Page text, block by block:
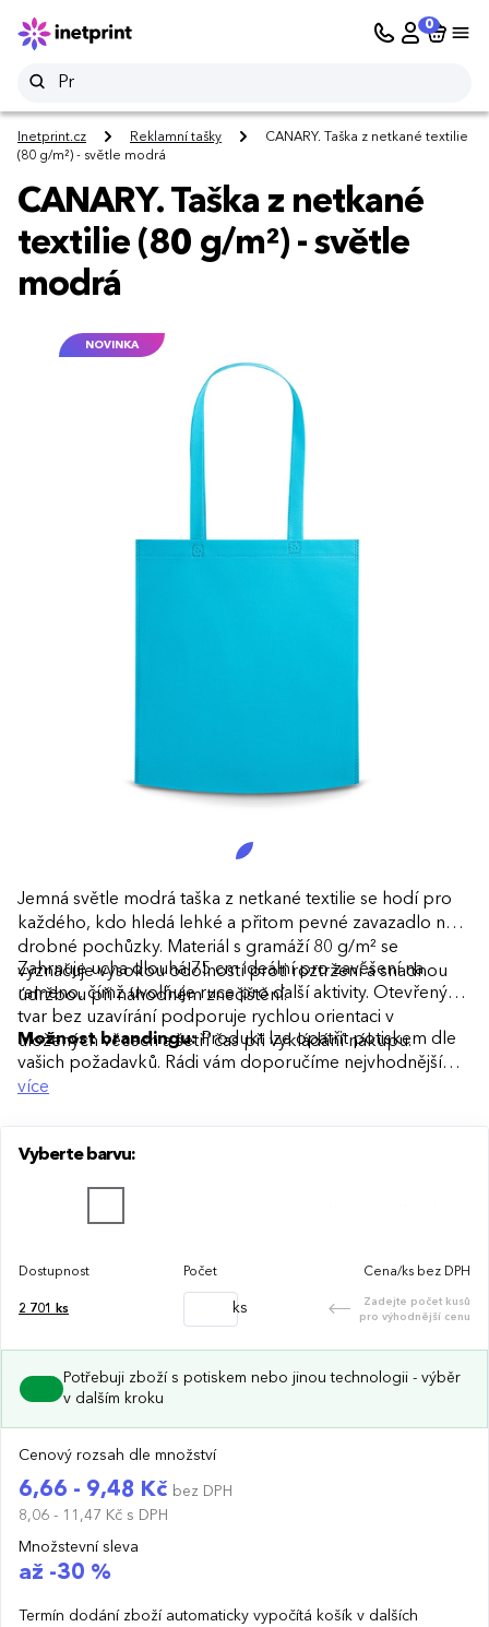
0
Inetprint.cz Reklamní tašky
CANARY. Taška z netkané textilie
(80 g/m²) - světle modrá
CANARY. Taška z netkané
textilie (80 g/m²) - světle
modrá
NOVINKA
Jemná světle modrá taška z netkané textilie se hodí pro
každého, kdo hledá lehké a přitom pevné zavazadlo na
drobné pochůzky. Materiál s gramáží 80 g/m² se
vyznačuje vysokou odolností proti roztržení a snadnou
údržbou při náhodném znečištění.
Zahrnuje ucha dlouhá 75 cm ideální pro zavěšení na
rameno, čímž uvolňuje ruce pro další aktivity. Otevřený
tvar bez uzavírání podporuje rychlou orientaci v
uložených věcech a šetří čas při vykládání nákupu.
Možnost brandingu:Produkt lze opatřit potiskem dle
vašich požadavků. Rádi vám doporučíme nejvhodnější
technologii potisku s ohledem na design i váš rozpočet.
více
Vyberte barvu:
Dostupnost Počet Cena/ks bez DPH
2 701 ks ks
Zadejte počet kusů
pro výhodnější cenu
Potřebuji zboží s potiskem nebo jinou technologii - výběr
v dalším kroku
Cenový rozsah dle množství
6,66 - 9,48 Kč bez DPH
8,06 - 11,47 Kč s DPH
Množstevní sleva
až -30 %
Termín dodání zboží automaticky vypočítá košík v dalších